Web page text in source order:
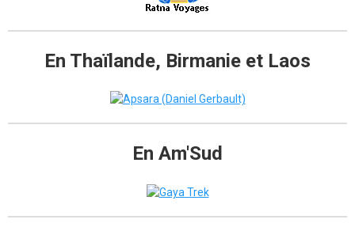
En Thaïlande, Birmanie et Laos
En Am'Sud